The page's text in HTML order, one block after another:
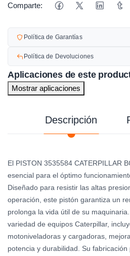
Comparte:
Política de Garantías
Política de Devoluciones
Aplicaciones de este
Mostrar aplicaciones
Descripción
El PISTON 3535584 CATERPILLAR
esencial para el óptimo
Diseñado para resistir las altas
operación, este pistón garantiza un
prolonga la vida útil de su
variedad de equipos Caterpillar,
motoniveladoras y cargadoras,
potencia y durabilidad. Su